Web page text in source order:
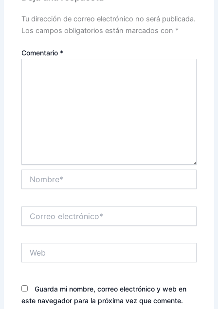
Tu dirección de correo electrónico no será publicada.
Los campos obligatorios están marcados con *
Comentario *
electrónico*
Guarda mi nombre, correo electrónico y web en
este navegador para la próxima vez que comente.